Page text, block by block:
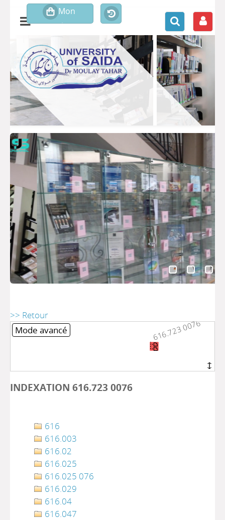
>> Retour
616.723 0076
616.723 0076
Mode avancé
INDEXATION 616.723 0076
616
616.003
616.02
616.025
616.025 076
616.029
616.04
616.047